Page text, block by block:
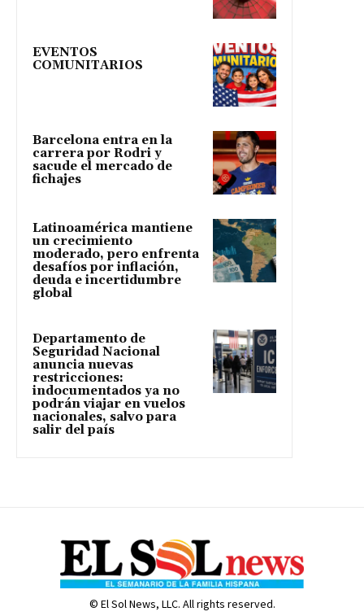
EVENTOS
COMUNITARIOS
Barcelona entra en la
carrera por Rodri y
sacude el mercado de
fichajes
Latinoamérica mantiene
un crecimiento
moderado, pero enfrenta
desafíos por inflación,
deuda e incertidumbre
global
Departamento de
Seguridad Nacional
anuncia nuevas
restricciones:
indocumentados ya no
podrán viajar en vuelos
nacionales, salvo para
salir del país
© El Sol News, LLC. All rights reserved.